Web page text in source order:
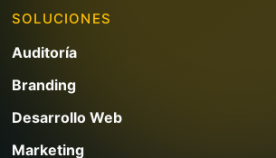
SOLUCIONES
Auditoría
Branding
Desarrollo Web
Marketing